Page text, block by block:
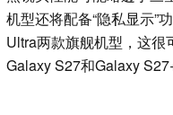
机型还将配备“隐私显示”
Ultra两款旗舰机型，这
Galaxy S27和Galaxy